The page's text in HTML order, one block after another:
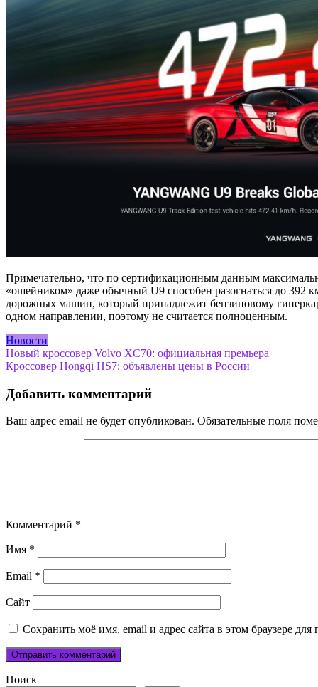
Примечательно, что по сертификационным данным
«ошейником» даже обычный U9 способен разогнаться до 392
дорожных машин, который принадлежит бензиновому
одном направлении, поэтому не считается полноценным.
Новости
Навигация
по
записям
Новый кроссовер Volvo XC70: официальная премьера
Кроссовер Hongqi HS7: объявлены цены в России
Добавить комментарий
Ваш адрес email не будет опубликован. Обязательные поля
Комментарий *
Имя *
Email *
Сайт
Сохранить моё имя, email и адрес сайта в этом браузере
Поиск